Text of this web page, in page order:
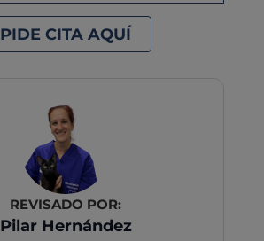
PIDE CITA AQUÍ
REVISADO POR:
Pilar Hernández